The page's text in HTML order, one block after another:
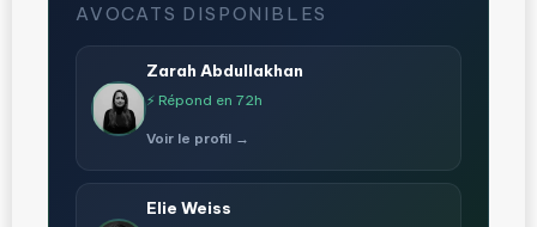
AVOCATS DISPONIBLES
Zarah Abdullakhan
⚡ Répond en 72h
Voir le profil →
Elie Weiss